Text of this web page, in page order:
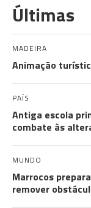
Últimas
MADEIRA
Animação
PAÍS
Antiga escola
combate às
MUNDO
Marrocos
remover